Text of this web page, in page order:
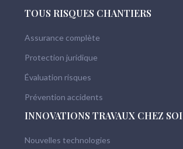
TOUS RISQUES CHANTIERS
Assurance complète
Protection juridique
Évaluation risques
Prévention accidents
INNOVATIONS TRAVAUX CHEZ SOI
Nouvelles technologies